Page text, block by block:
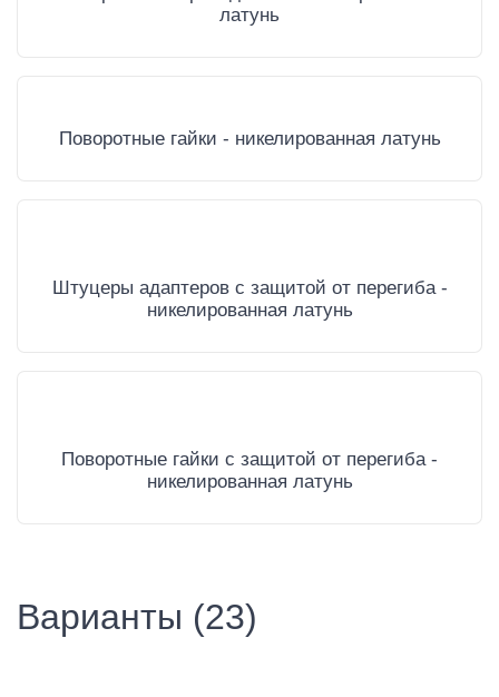
латунь
Поворотные гайки - никелированная латунь
Штуцеры адаптеров с защитой от перегиба -
никелированная латунь
Поворотные гайки с защитой от перегиба -
никелированная латунь
Варианты (23)